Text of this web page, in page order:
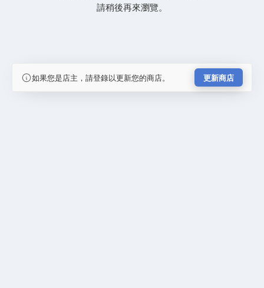
請稍後再來瀏覽。
如果您是店主，請登錄以更新您的商店。 更新商店